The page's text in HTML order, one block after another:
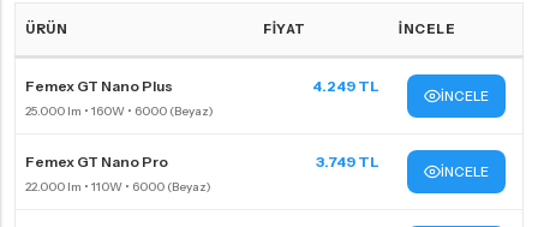
ÜRÜN FIYAT İNCELE
Femex GT Nano Plus 4.249 TL
İNCELE
Femex GT Nano Pro 3.749 TL
İNCELE
H8 LED Ampul
H10 LED Ampul
HB3 9005 LED Ampul
HB4 9006 LED Ampul
HIR2 9012 LED Ampul